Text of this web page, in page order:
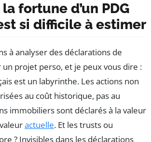
fortune d’un PDG
si difficile à estimer
à analyser des déclarations de
projet perso, et je peux vous dire :
est un labyrinthe. Les actions non
au coût historique, pas au
immobiliers sont déclarés à la valeur
actuelle. Et les trusts ou
? Invisibles dans les déclarations